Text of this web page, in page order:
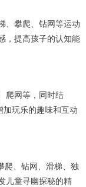
、攀爬、钻网等运动
，提高孩子的认知能
爬网等，同时结
加玩乐的趣味和互动
爬、钻网、滑梯、独
儿童寻幽探秘的精